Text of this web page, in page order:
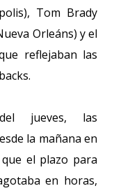
Tom Brady
Orleáns) y el
reflejaban las
jueves, las
la mañana en
el plazo para
en horas,